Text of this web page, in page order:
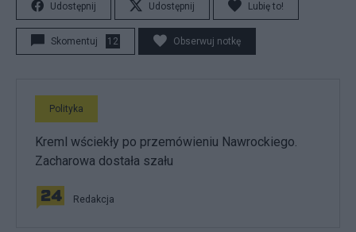
Udostępnij Udostępnij Lubię to!
Skomentuj 12 Obserwuj notkę
Polityka
Kreml wściekły po przemówieniu Nawrockiego.
Zacharowa dostała szału
Redakcja